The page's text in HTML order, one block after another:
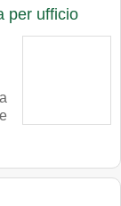
per ufficio